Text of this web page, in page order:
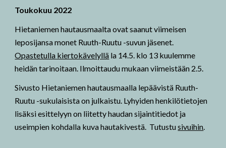
Toukokuu 2022
Hietaniemen hautausmaalta ovat saanut viimeisen
leposijansa monet Ruuth-Ruutu -suvun jäsenet.
Opastetulla kiertokävelyllä la 14.5. klo 13 kuulemme
heidän tarinoitaan. Ilmoittaudu mukaan viimeistään 2.5.
Sivusto Hietaniemen hautausmaalla lepäävistä Ruuth-
Ruutu -sukulaisista on julkaistu. Lyhyiden henkilötietojen
lisäksi esittelyyn on liitetty haudan sijaintitiedot ja
useimpien kohdalla kuva hautakivestä. Tutustusivuihin.